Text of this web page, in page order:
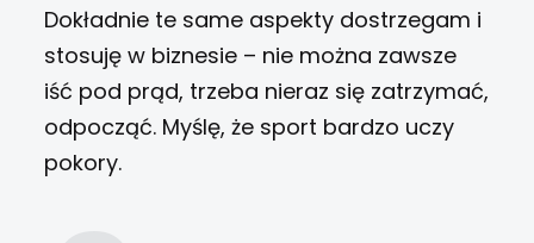
Dokładnie te same aspekty dostrzegam i
stosuję w biznesie – nie można zawsze
iść pod prąd, trzeba nieraz się zatrzymać,
odpocząć. Myślę, że sport bardzo uczy
pokory.